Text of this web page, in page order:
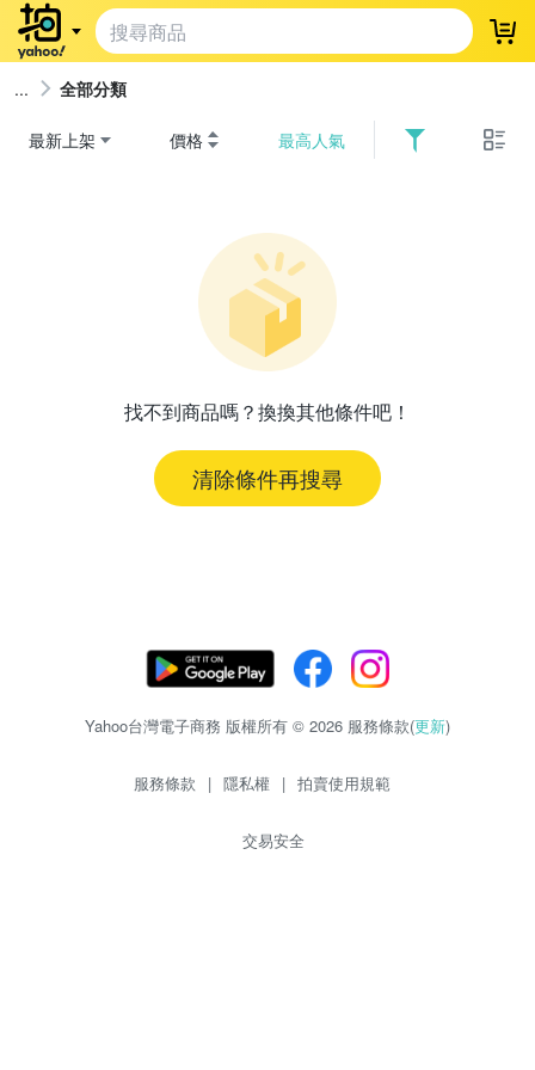
登
全部分類
最新上架 價格 最高人氣
找不到商品嗎？換換其他條件吧！
清除條件再搜尋
Yahoo台灣電子商務 版權所有 © 2026 服務條款(更新)
服務條款 | 隱私權 | 拍賣使用規範
交易安全